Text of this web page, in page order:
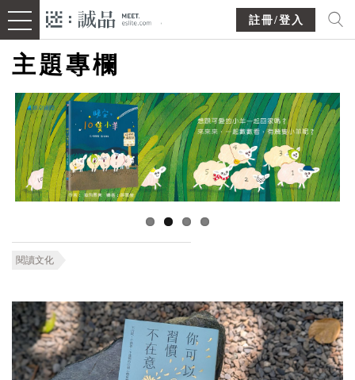
註冊/登入
主題專欄
閱讀文化